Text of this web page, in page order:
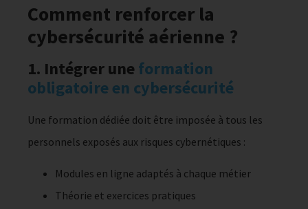
Comment renforcer la
cybersécurité aérienne ?
1. Intégrer uneformation
obligatoire en cybersécurité
Une formation dédiée doit être imposée à tous les
personnels exposés aux risques cybernétiques :
Modules en ligne adaptés à chaque métier
Théorie et exercices pratiques